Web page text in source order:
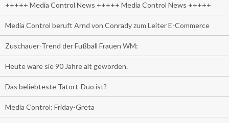
+++++ Media Control News +++++ Media Control News +++++
Media Control beruft Arnd von Conrady zum Leiter E-Commerce
Zuschauer-Trend der Fußball Frauen WM:
Heute wäre sie 90 Jahre alt geworden.
Das beliebteste Tatort-Duo ist?
Media Control: Friday-Greta